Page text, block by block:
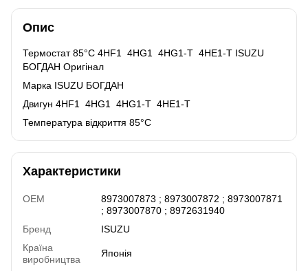
Опис
Термостат 85°С 4HF1 4HG1 4HG1-T 4HE1-T ISUZU
БОГДАН Оригінал
Марка ISUZU БОГДАН
Двигун 4HF1 4HG1 4HG1-T 4HE1-T
Температура відкриття 85°С
Характеристики
OEM
8973007873 ; 8973007872 ; 8973007871
; 8973007870 ; 8972631940
Бренд
ISUZU
Країна
виробництва
Японія